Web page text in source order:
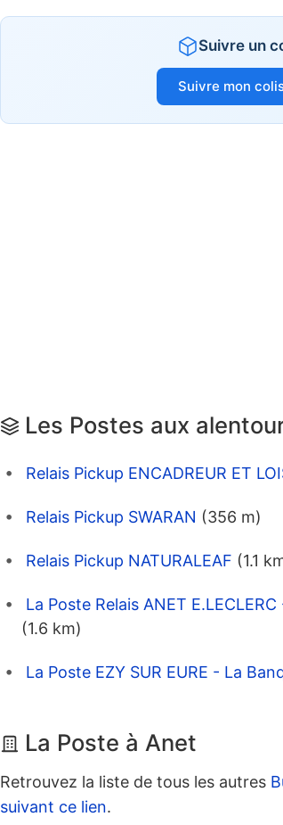
Suivre un
Suivre mon
Les Postes aux
Relais Pickup ENCADREUR ET
Relais Pickup SWARAN (356 m)
Relais Pickup NATURALEAF (1.1
La Poste Relais ANET
(1.6 km)
La Poste EZY SUR EURE - La
La Poste à Anet
Retrouvez la liste de tous les autres
suivant ce lien.